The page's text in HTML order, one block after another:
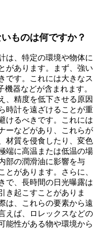
ものは何ですか？
は、特定の環境や物体に
があります。まず、強い
です。これには大きなス
器などが含まれます。
、精度を低下させる原因
時計を遠ざけることが重
けるべきです。これには
ーなどがあり、これらが
材質を侵食したり、変色
端に高温または低温の場
部の潤滑油に影響を与
とがあります。さらに、
で、長時間の日光曝露は
き起こすことがありま
は、これらの要素から遠
えば、ロレックスなどの
能性がある物や環境から